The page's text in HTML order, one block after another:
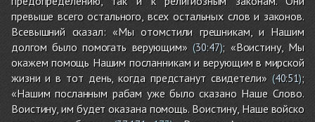
превыше всего остального, всех остальных слов и законов.
Всевышний сказал: «Мы отомстили грешникам, и Нашим
долгом было помогать верующим»(30:47); «Воистину, Мы
окажем помощь Нашим посланникам и верующим в мирской
жизни и в тот день, когда предстанут свидетели»(40:51);
«Нашим посланным рабам уже было сказано Наше Слово.
Воистину, им будет оказана помощь. Воистину, Наше войско